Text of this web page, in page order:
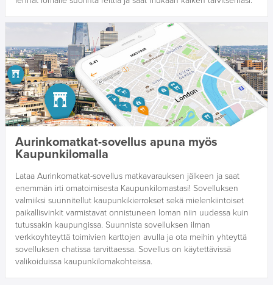
Aurinkomatkat-sovellus apuna myös
Kaupunkilomalla
Lataa Aurinkomatkat-sovellus matkavarauksen jälkeen ja saat
enemmän irti omatoimisesta Kaupunkilomastasi! Sovelluksen
valmiiksi suunnitellut kaupunkikierrokset sekä mielenkiintoiset
paikallisvinkit varmistavat onnistuneen loman niin uudessa kuin
tutussakin kaupungissa. Suunnista sovelluksen ilman
verkkoyhteyttä toimivien karttojen avulla ja ota meihin yhteyttä
sovelluksen chatissa tarvittaessa. Sovellus on käytettävissä
valikoiduissa kaupunkilomakohteissa.